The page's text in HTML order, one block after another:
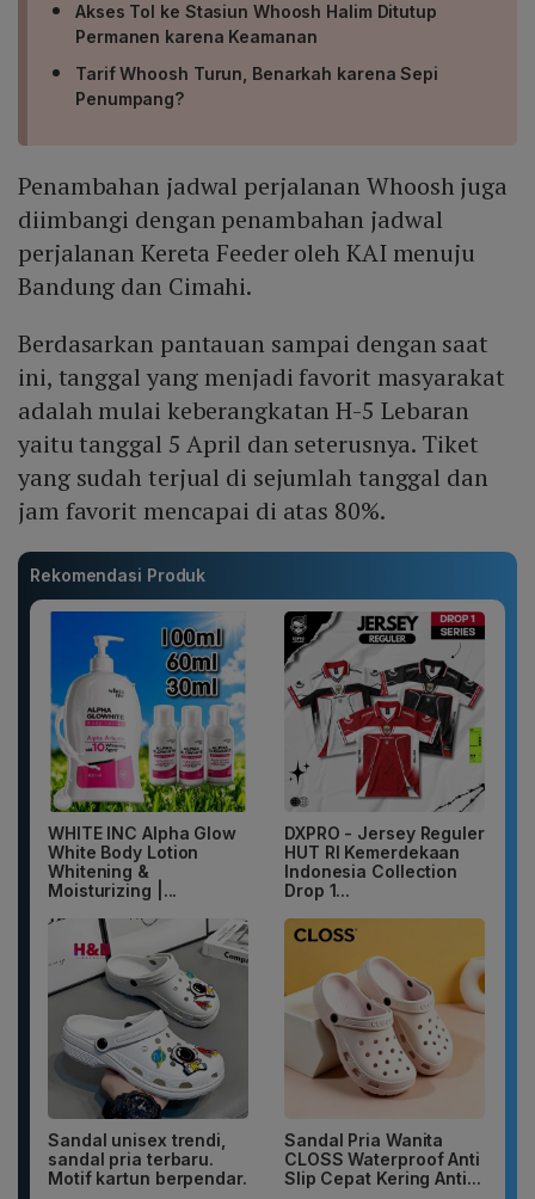
Akses Tol ke Stasiun Whoosh Halim Ditutup
Permanen karena Keamanan
Tarif Whoosh Turun, Benarkah karena Sepi
Penumpang?
Penambahan jadwal perjalanan Whoosh juga
diimbangi dengan penambahan jadwal
perjalanan Kereta Feeder oleh KAI menuju
Bandung dan Cimahi.
Berdasarkan pantauan sampai dengan saat
ini, tanggal yang menjadi favorit masyarakat
adalah mulai keberangkatan H-5 Lebaran
yaitu tanggal 5 April dan seterusnya. Tiket
yang sudah terjual di sejumlah tanggal dan
jam favorit mencapai di atas 80%.
Rekomendasi Produk
WHITE INC Alpha Glow
White Body Lotion
Whitening &
Moisturizing |...
DXPRO - Jersey Reguler
HUT RI Kemerdekaan
Indonesia Collection
Drop 1...
Sandal unisex trendi,
sandal pria terbaru.
Motif kartun berpendar.
Sandal Pria Wanita
CLOSS Waterproof Anti
Slip Cepat Kering Anti...